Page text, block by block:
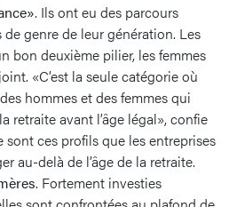
. Ils ont eu des parcours
genre de leur génération. Les
bon deuxième pilier, les femmes
«C’est la seule catégorie où
hommes et des femmes qui
retraite avant l’âge légal», confie
sont ces profils que les entreprises
au-delà de l’âge de la retraite.
. Fortement investies